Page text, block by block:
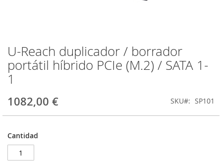
U-Reach duplicador / borrador
portátil híbrido PCIe (M.2) / SATA 1-
1
1082,00 € SKU SP101
Cantidad
Saltar
al
comienzo
de
galería
de
imágenes